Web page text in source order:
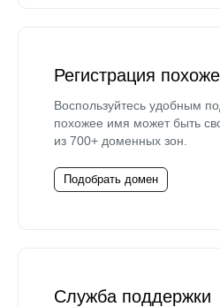
Регистрация
Воспользуйтесь удобным
похожее имя может быть
из 700+ доменных зон.
Подобрать домен
Служба поддержки